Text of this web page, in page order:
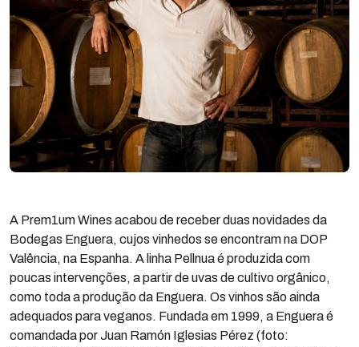
A Prem1um Wines acabou de receber duas novidades da
Bodegas Enguera, cujos vinhedos se encontram na DOP
Valência, na Espanha. A linha Pellnua é produzida com
poucas intervenções, a partir de uvas de cultivo orgânico,
como toda a produção da Enguera. Os vinhos são ainda
adequados para veganos. Fundada em 1999, a Enguera é
comandada por Juan Ramón Iglesias Pérez (foto: